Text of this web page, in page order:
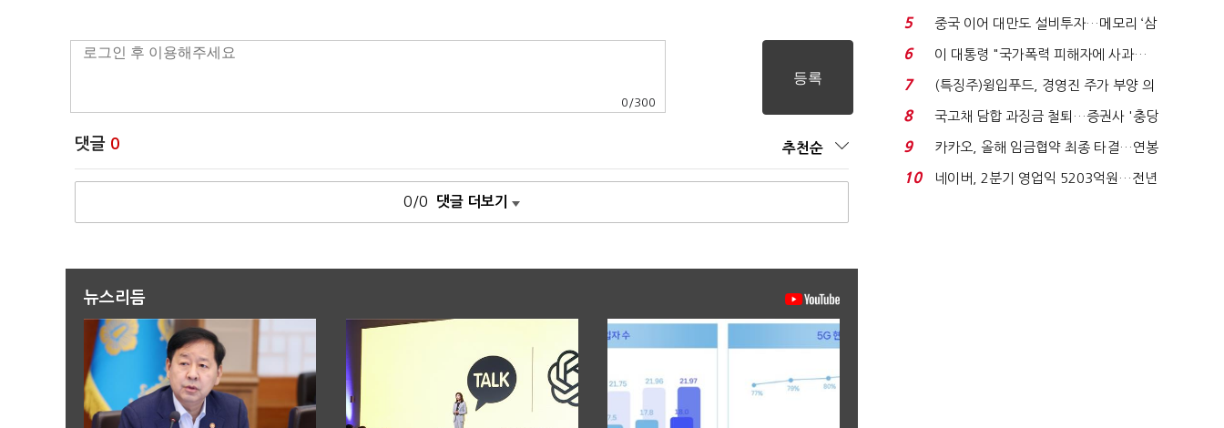
0 /300
댓글 0 추천순
0/0 댓글 더보기
뉴스리듬
빈 매대 채우며 문 연 ...
5
중국 이어 대만도 설비투자…메모리 ‘삼
국전쟁’
6
이 대통령 "국가폭력 피해자에 사과…
적극적 조사로 진...
7
(특징주)윙입푸드, 경영진 주가 부양 의
지에 상한가...
8
국고채 담합 과징금 철퇴…증권사 '충당
금 폭탄' 우려...
9
카카오, 올해 임금협약 최종 타결…연봉
6.3% 인상·격려...
10
네이버, 2분기 영업익 5203억원…전년